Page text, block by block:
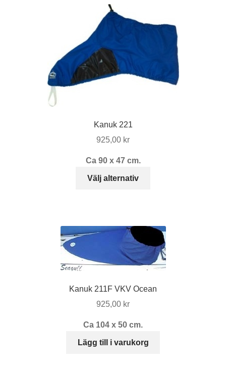
De
alternativen
väljas
Kanuk 221
925,00 kr
Ca 90 x 47 cm.
Välj alternativ
varianter.
De
olika
kan
Kanuk 211F VKV Ocean
925,00 kr
Ca 104 x 50 cm.
Lägg till i varukorg